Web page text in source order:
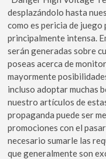
desplazándolo hasta
como es pericia de
principalmente intensa.
serán generadas sobre
poseas acerca de
mayormente
incluso adoptar muchas
nuestro artículos de
propaganda puede ser
promociones con el
necesario sumarle las
que generalmente son